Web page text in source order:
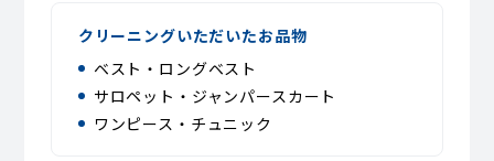
クリーニングいただいたお品物
ベスト・ロングベスト
サロペット・ジャンパースカート
ワンピース・チュニック